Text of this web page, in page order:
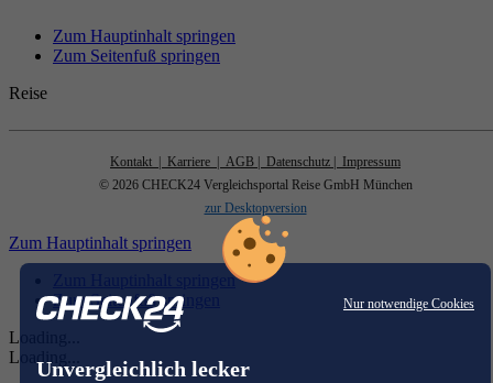
Nur notwendige Cookies
Unvergleichlich lecker
Zum Hauptinhalt springen
Zum Seitenfuß springen
Reise
Kontakt | Karriere | AGB | Datenschutz
| Impressum
© 2026 CHECK24 Vergleichsportal Reise GmbH München
zur Desktopversion
Zum Hauptinhalt springen
Zum Hauptinhalt springen
Zum Seitenfuß springen
Loading...
Loading...